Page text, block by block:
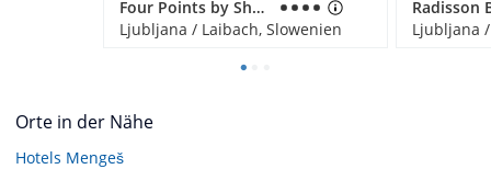
Four Points by Sheraton Hotel Ljubljana Mons
Ljubljana / Laibach, Slowenien
Ljubljana
Orte in der Nähe
Hotels Mengeš